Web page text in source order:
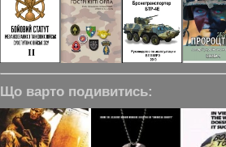
Що варто подивитись: